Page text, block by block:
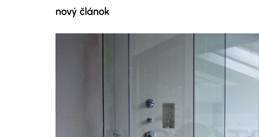
nový článok